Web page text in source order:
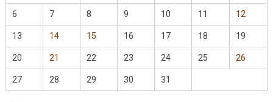
6 7 8 9 10 11 12
13 14 15 16 17 18 19
20 21 22 23 24 25 26
27 28 29 30 31